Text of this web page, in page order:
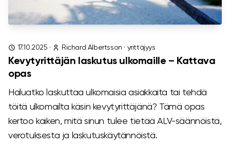
17.10.2025 · Richard Albertsson · yrittäjyys
Kevytyrittäjän laskutus ulkomaille – Kattava
opas
Haluatko laskuttaa ulkomaisia asiakkaita tai tehdä
töitä ulkomailta käsin kevytyrittäjänä? Tämä opas
kertoo kaiken, mitä sinun tulee tietää ALV-säännöistä,
verotuksesta ja laskutuskäytännöistä.